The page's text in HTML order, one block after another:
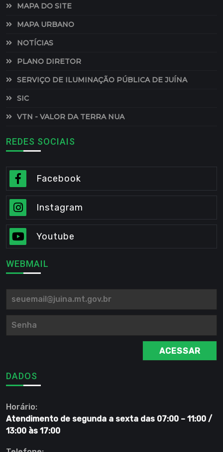
MAPA DO SITE
MAPA URBANO
NOTÍCIAS
PLANO DIRETOR
SERVIÇO DE ILUMINAÇÃO PÚBLICA DE JUÍNA
SIC
VTN - VALOR DA TERRA NUA
REDES SOCIAIS
Facebook
Instagram
Youtube
WEBMAIL
ACESSAR
DADOS
Horário:
Atendimento de segunda a sexta das 07:00 – 11:00 /
13:00 às 17:00